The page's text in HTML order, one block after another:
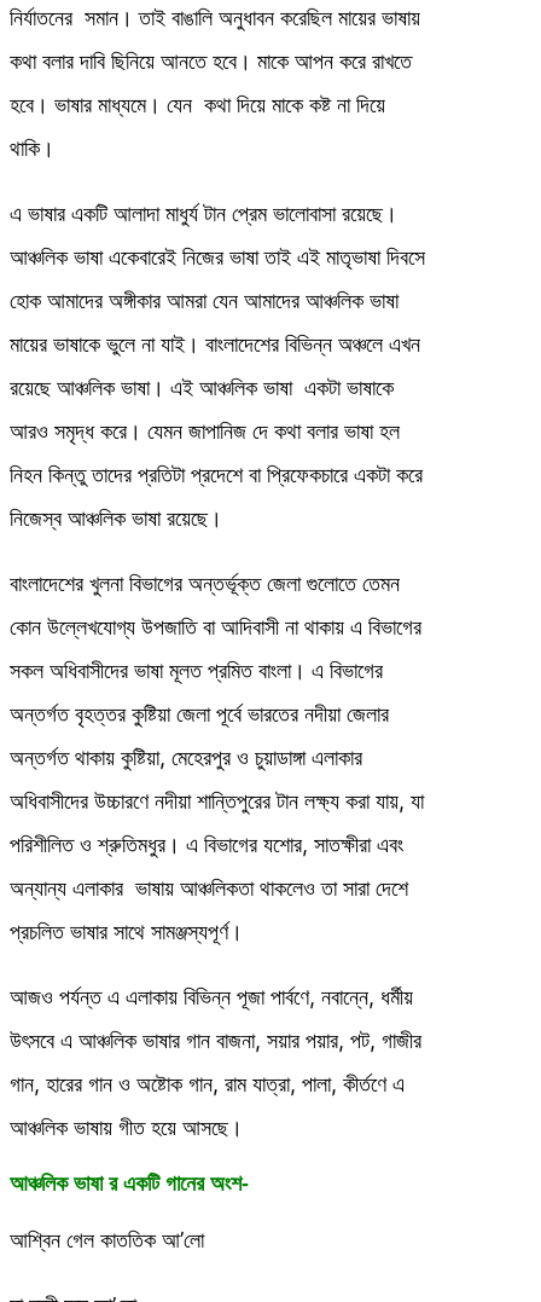
নির্যাতনের সমান। তাই বাঙালি অনুধাবন করেছিল মায়ের ভাষায়
কথা বলার দাবি ছিনিয়ে আনতে হবে। মাকে আপন করে রাখতে
হবে। ভাষার মাধ্যমে। যেন কথা দিয়ে মাকে কষ্ট না দিয়ে
থাকি।
এ ভাষার একটি আলাদা মাধুর্য টান প্রেম ভালোবাসা রয়েছে।
আঞ্চলিক ভাষা একেবারেই নিজের ভাষা তাই এই মাতৃভাষা দিবসে
হোক আমাদের অঙ্গীকার আমরা যেন আমাদের আঞ্চলিক ভাষা
মায়ের ভাষাকে ভুলে না যাই। বাংলাদেশের বিভিন্ন অঞ্চলে এখন
রয়েছে আঞ্চলিক ভাষা। এই আঞ্চলিক ভাষা একটা ভাষাকে
আরও সমৃদ্ধ করে। যেমন জাপানিজ দে কথা বলার ভাষা হল
নিহন কিন্তু তাদের প্রতিটা প্রদেশে বা প্রিফেকচারে একটা করে
নিজেস্ব আঞ্চলিক ভাষা রয়েছে।
বাংলাদেশের খুলনা বিভাগের অন্তর্ভূক্ত জেলা গুলোতে তেমন
কোন উল্লেখযোগ্য উপজাতি বা আদিবাসী না থাকায় এ বিভাগের
সকল অধিবাসীদের ভাষা মূলত প্রমিত বাংলা। এ বিভাগের
অন্তর্গত বৃহত্তর কুষ্টিয়া জেলা পূর্বে ভারতের নদীয়া জেলার
অন্তর্গত থাকায় কুষ্টিয়া, মেহেরপুর ও চুয়াডাঙ্গা এলাকার
অধিবাসীদের উচ্চারণে নদীয়া শান্তিপুরের টান লক্ষ্য করা যায়, যা
পরিশীলিত ও শ্রুতিমধুর। এ বিভাগের যশোর, সাতক্ষীরা এবং
অন্যান্য এলাকার ভাষায় আঞ্চলিকতা থাকলেও তা সারা দেশে
প্রচলিত ভাষার সাথে সামঞ্জস্যপূর্ণ।
আজও পর্যন্ত এ এলাকায় বিভিন্ন পূজা পার্বণে, নবান্নে, ধর্মীয়
উৎসবে এ আঞ্চলিক ভাষার গান বাজনা, সয়ার পয়ার, পট, গাজীর
গান, হারের গান ও অষ্টোক গান, রাম যাত্রা, পালা, কীর্তণে এ
আঞ্চলিক ভাষায় গীত হয়ে আসছে।
আঞ্চলিক ভাষা র একটি গানের অংশ-
আশ্বিন গেল কাততিক আ’লো